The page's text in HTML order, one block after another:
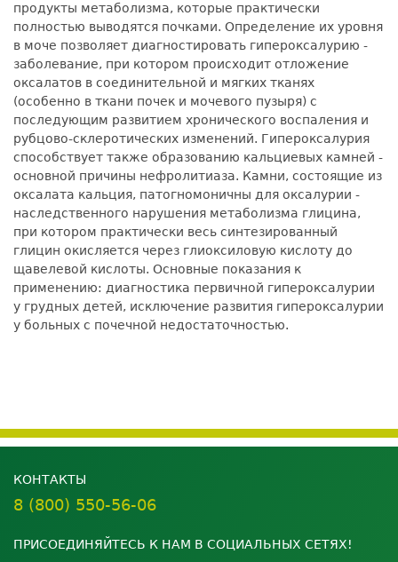
продукты метаболизма, которые практически
полностью выводятся почками. Определение их уровня
в моче позволяет диагностировать гипероксалурию -
заболевание, при котором происходит отложение
оксалатов в соединительной и мягких тканях
(особенно в ткани почек и мочевого пузыря) с
последующим развитием хронического воспаления и
рубцово-склеротических изменений. Гипероксалурия
способствует также образованию кальциевых камней -
основной причины нефролитиаза. Камни, состоящие из
оксалата кальция, патогномоничны для оксалурии -
наследственного нарушения метаболизма глицина,
при котором практически весь синтезированный
глицин окисляется через глиоксиловую кислоту до
щавелевой кислоты. Основные показания к
применению: диагностика первичной гипероксалурии
у грудных детей, исключение развития гипероксалурии
у больных с почечной недостаточностью.
КОНТАКТЫ
8 (800) 550-56-06
ПРИСОЕДИНЯЙТЕСЬ К НАМ В СОЦИАЛЬНЫХ СЕТЯХ!